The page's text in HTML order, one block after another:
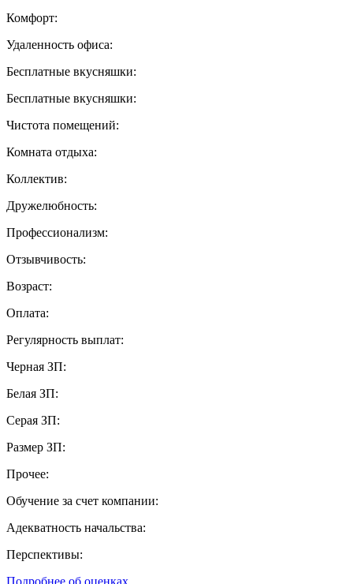
Комфорт:
Удаленность офиса:
Бесплатные вкусняшки:
Бесплатные вкусняшки:
Чистота помещений:
Комната отдыха:
Коллектив:
Дружелюбность:
Профессионализм:
Отзывчивость:
Возраст:
Оплата:
Регулярность выплат:
Черная ЗП:
Белая ЗП:
Серая ЗП:
Размер ЗП:
Прочее:
Обучение за счет компании:
Адекватность начальства:
Перспективы: